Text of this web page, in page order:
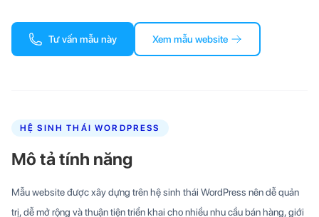
Tư vấn mẫu này Xem mẫu website
HỆ SINH THÁI WORDPRESS
Mô tả tính năng
Mẫu website được xây dựng trên hệ sinh thái WordPress nên dễ quản
trị, dễ mở rộng và thuận tiện triển khai cho nhiều nhu cầu bán hàng, giới